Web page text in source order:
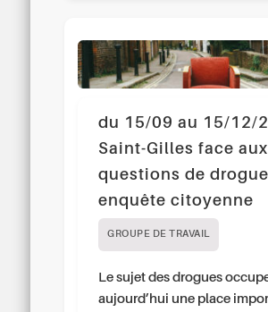
du 15/09 au 15/12/
Saint-Gilles face aux
questions de
enquête citoyenne
GROUPE DE TRAVAIL
Le sujet des drogues
aujourd’hui une place